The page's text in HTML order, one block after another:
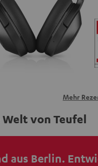
Weitere Informationen
unter I zu finden.
Mehr
von Teufel
aus Berlin.